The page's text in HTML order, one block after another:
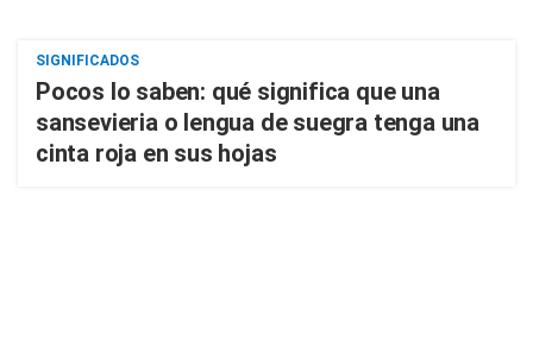
SIGNIFICADOS
Pocos lo saben: qué significa que una
sansevieria o lengua de suegra tenga una
cinta roja en sus hojas